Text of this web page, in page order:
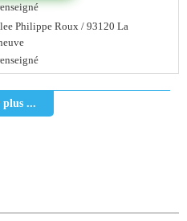
Philippe Roux / 93120 La
plus ...